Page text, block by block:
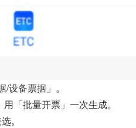
备票据」。
「批量开票」一次生成。
。